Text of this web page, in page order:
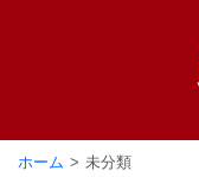
ホーム 未分類